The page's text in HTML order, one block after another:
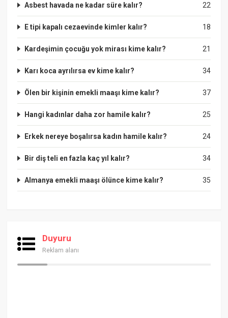
22
Asbest havada ne kadar süre kalır?
18
E tipi kapalı cezaevinde kimler kalır?
21
Kardeşimin çocuğu yok mirası kime kalır?
34
Karı koca ayrılırsa ev kime kalır?
37
Ölen bir kişinin emekli maaşı kime kalır?
25
Hangi kadınlar daha zor hamile kalır?
24
Erkek nereye boşalırsa kadın hamile kalır?
34
Bir diş teli en fazla kaç yıl kalır?
35
Almanya emekli maaşı ölünce kime kalır?
Duyuru
Reklam alanı